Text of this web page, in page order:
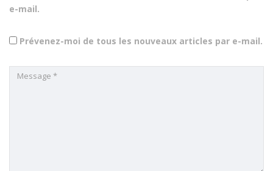
e-mail.
Prévenez-moi de tous les nouveaux articles par e-mail.